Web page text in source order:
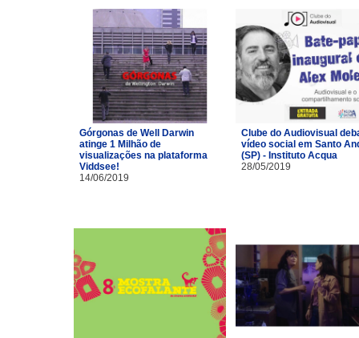
Górgonas de Well Darwin
atinge 1 Milhão de
visualizações na plataforma
Viddsee!
14/06/2019
Clube do Audiovisual
vídeo social em Santo
(SP) - Instituto Acqua
28/05/2019